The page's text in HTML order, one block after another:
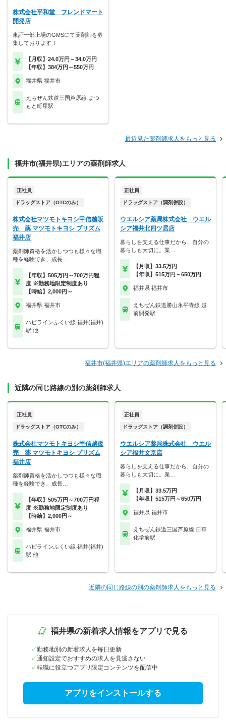
株式会社平和堂 フレンドマート
開発店
東証一部上場のGMSにて薬剤師を募
集しております！
【月収】24.0万円～34.0万円
【年収】384万円～550万円
福井県 福井市
えちぜん鉄道三国芦原線 まつ
もと町屋駅
最近見た薬剤師求人をもっと見る
福井市(福井県)エリアの薬剤師求人
正社員
ドラッグストア（OTCのみ）
株式会社マツモトキヨシ甲信越販
売 薬 マツモトキヨシ プリズム
福井店
薬剤師資格を活かしつつも様々な職
種を経験でき、成長…
【年収】505万円～700万円程
度 ※勤務地限定制度あり
【時給】2,000円～
福井県 福井市
ハピラインふくい線 福井(福井)
駅 他
正社員
ドラッグストア（調剤併設）
ウエルシア薬局株式会社 ウエル
シア福井北四ツ居店
暮らしを支える仕事だから、自分の
暮らしも大切に。業…
【月収】33.5万円
【年収】515万円～650万円
福井県 福井市
えちぜん鉄道勝山永平寺線 越
前開発駅
福井市(福井県)エリアの薬剤師求人をもっと見る
近隣の同じ路線の別の薬剤師求人
正社員
ドラッグストア（OTCのみ）
株式会社マツモトキヨシ甲信越販
売 薬 マツモトキヨシ プリズム
福井店
薬剤師資格を活かしつつも様々な職
種を経験でき、成長…
【年収】505万円～700万円程
度 ※勤務地限定制度あり
【時給】2,000円～
福井県 福井市
ハピラインふくい線 福井(福井)
駅 他
正社員
ドラッグストア（調剤併設）
ウエルシア薬局株式会社 ウエル
シア福井文京店
暮らしを支える仕事だから、自分の
暮らしも大切に。業…
【月収】33.5万円
【年収】515万円～650万円
福井県 福井市
えちぜん鉄道三国芦原線 日華
化学前駅
近隣の同じ路線の別の薬剤師求人をもっと見る
福井県の新着求人情報をアプリで見る
勤務地別の新着求人を毎日更新
通知設定でおすすめの求人を見逃さない
転職に役立つアプリ限定コンテンツを配信中
アプリをインストールする